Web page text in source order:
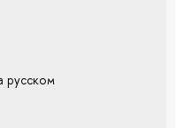
русском